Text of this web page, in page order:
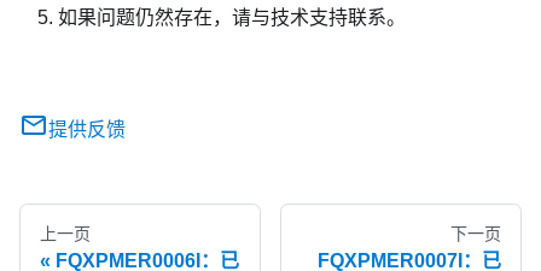
如果问题仍然存在，请与技术支持联系。
提供反馈
上一页
FQXPMER0006I：已
下一页
FQXPMER0007I：已